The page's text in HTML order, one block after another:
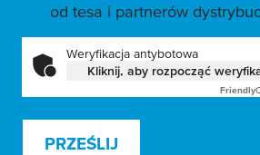
od tesa i partnerów
Weryfikacja antybotowa
Kliknij, aby rozpocząć
Friendly
PRZEŚLIJ